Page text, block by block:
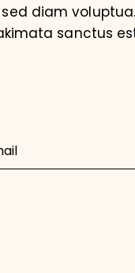
diam
sanctus